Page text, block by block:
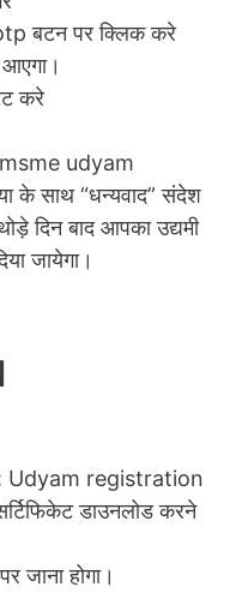
बटन पर क्लिक करे
करे
udyam
के साथ “धन्यवाद” संदेश
दिन बाद आपका उद्यमी
जायेगा।
Udyam registration
डाउनलोड करने
होगा।